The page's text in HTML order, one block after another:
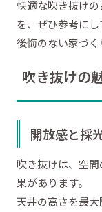
快適な吹き抜け
を、ぜひ参考にし
後悔のない家づく
吹き抜けの
開放感と採
吹き抜けは、空
果があります。
天井の高さを最